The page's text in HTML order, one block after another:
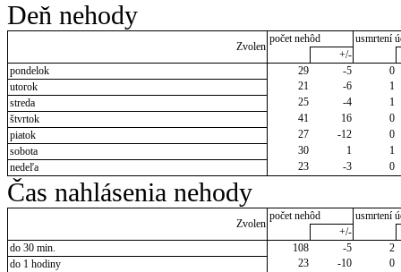
Deň nehody
Zvolen
počet nehôd
usmrtení
+/-
pondelok
29 -5
0
utorok
21 -6
1
streda
25 -4
1
štvrtok
41 16
0
piatok
27 -12
0
sobota
30 1
1
nedeľa
23 -3 0
Čas nahlásenia nehody
Zvolen
počet nehôd
usmrtení
+/-
do 30 min.
108 -5
2
do 1 hodiny
23 -10
0